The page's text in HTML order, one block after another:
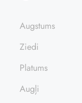
Augstums
Ziedi
Platums
Augļi